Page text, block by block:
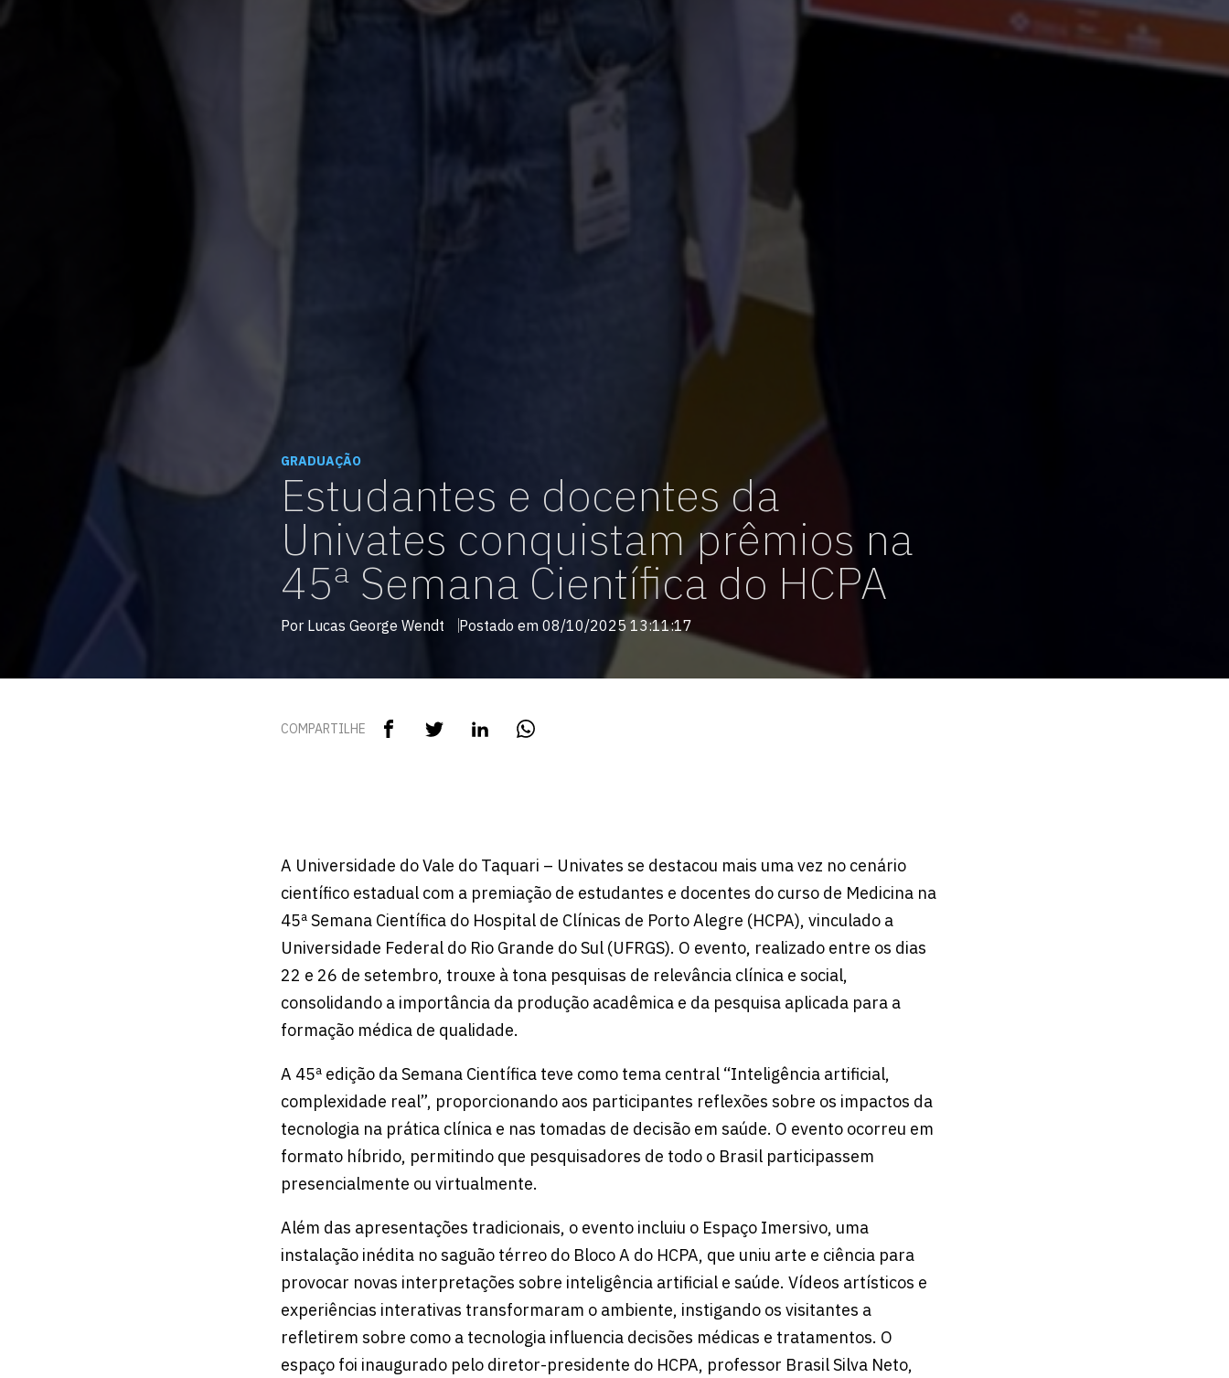
GRADUAÇÃO
Estudantes e docentes da
Univates conquistam prêmios na
45ª Semana Científica do HCPA
Por Lucas George Wendt Postado em 08/10/2025 13:11:17
COMPARTILHE
A Universidade do Vale do Taquari – Univates se destacou mais uma vez no cenário
científico estadual com a premiação de estudantes e docentes do curso de Medicina na
45ª Semana Científica do Hospital de Clínicas de Porto Alegre (HCPA), vinculado a
Universidade Federal do Rio Grande do Sul (UFRGS). O evento, realizado entre os dias
22 e 26 de setembro, trouxe à tona pesquisas de relevância clínica e social,
consolidando a importância da produção acadêmica e da pesquisa aplicada para a
formação médica de qualidade.
A 45ª edição da Semana Científica teve como tema central “Inteligência artificial,
complexidade real”, proporcionando aos participantes reflexões sobre os impactos da
tecnologia na prática clínica e nas tomadas de decisão em saúde. O evento ocorreu em
formato híbrido, permitindo que pesquisadores de todo o Brasil participassem
presencialmente ou virtualmente.
Além das apresentações tradicionais, o evento incluiu o Espaço Imersivo, uma
instalação inédita no saguão térreo do Bloco A do HCPA, que uniu arte e ciência para
provocar novas interpretações sobre inteligência artificial e saúde. Vídeos artísticos e
experiências interativas transformaram o ambiente, instigando os visitantes a
refletirem sobre como a tecnologia influencia decisões médicas e tratamentos. O
espaço foi inaugurado pelo diretor-presidente do HCPA, professor Brasil Silva Neto,
Escolha a vaga que você
quer concorrer: